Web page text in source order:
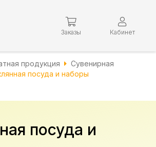
Заказы Кабинет
продукция
Сувенирная
посуда и наборы
посуда и